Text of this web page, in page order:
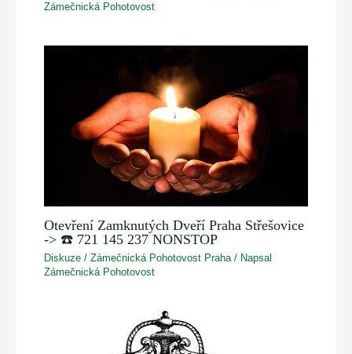
Zámečnická Pohotovost
Otevření Zamknutých Dveří Praha Střešovice
-> ☎️ 721 145 237 NONSTOP
Diskuze /Zámečnická Pohotovost Praha/ Napsal
Zámečnická Pohotovost